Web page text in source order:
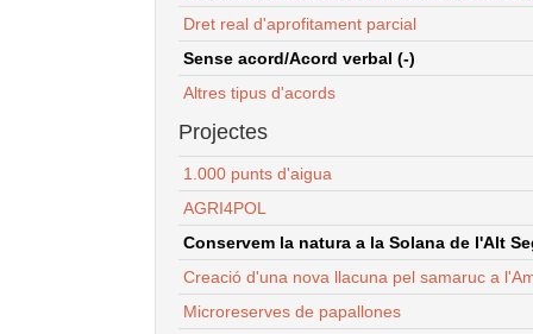
Dret real d'aprofitament parcial
Sense acord/Acord verbal (-)
Altres tipus d'acords
Projectes
1.000 punts d'aigua
AGRI4POL
Conservem la natura a la Solana de l'Alt
Creació d'una nova llacuna pel samaruc a
Microreserves de papallones